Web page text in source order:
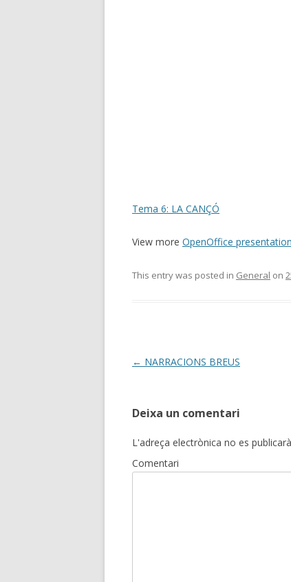
Tema 6: LA CANÇÓ
View more OpenOffice
This entry was posted in General on
Post
← NARRACIONS BREUS
Deixa un comentari
L'adreça electrònica no es publicarà
Comentari